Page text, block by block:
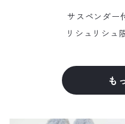
サスペンダー
リシュリシュ
も